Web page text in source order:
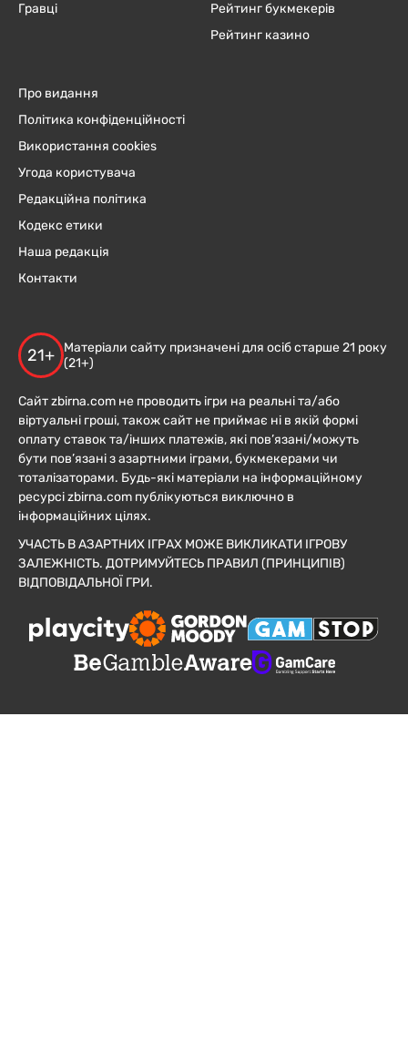
Гравці
Рейтинг букмекерів
Рейтинг казино
Про видання
Політика конфіденційності
Використання cookies
Угода користувача
Редакційна політика
Кодекс етики
Наша редакція
Контакти
21+
Матеріали сайту призначені для осіб старше 21 року
(21+)
Сайт zbirna.com не проводить ігри на реальні та/або
віртуальні гроші, також сайт не приймає ні в якій формі
оплату ставок та/інших платежів, які пов’язані/можуть
бути пов’язані з азартними іграми, букмекерами чи
тоталізаторами. Будь-які матеріали на інформаційному
ресурсі zbirna.com публікуються виключно в
інформаційних цілях.
УЧАСТЬ В АЗАРТНИХ ІГРАХ МОЖЕ ВИКЛИКАТИ ІГРОВУ
ЗАЛЕЖНІСТЬ. ДОТРИМУЙТЕСЬ ПРАВИЛ (ПРИНЦИПІВ)
ВІДПОВІДАЛЬНОЇ ГРИ.